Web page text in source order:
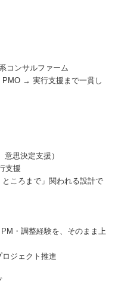
コンサルファーム
→ 実行支援まで一貫し
思決定支援）
支援
ころまで」関われる設計で
・調整経験を、そのまま上
ロジェクト推進